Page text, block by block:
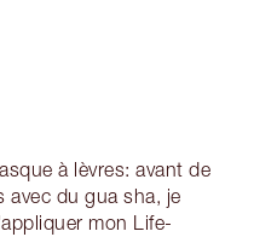
à lèvres: avant de
avec du gua sha, je
mon Life-